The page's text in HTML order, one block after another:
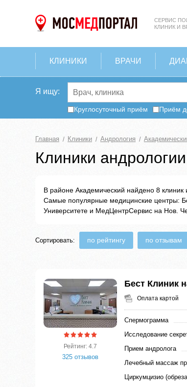
СЕРВИС
КЛИНИК И
КЛИНИКИ ВРАЧИ
Я ищу:
Круглосуточный приём Приём
Главная Клиники Андрология
Клиники
В районе Академический найдено 8
Самые популярные медицинские центры:
Университете и МедЦентрСервис на Нов.
Сортировать: по рейтингу по отзывам
Рейтинг: 4.7
325 отзывов
Бест Клиник
Оплата картой
Спермограмма
Исследование
Прием андролога
Лечебный массаж
Циркумцизио